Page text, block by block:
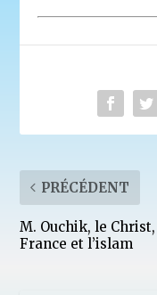
PRÉCÉDENT
M. Ouchik, le
France et l’islam